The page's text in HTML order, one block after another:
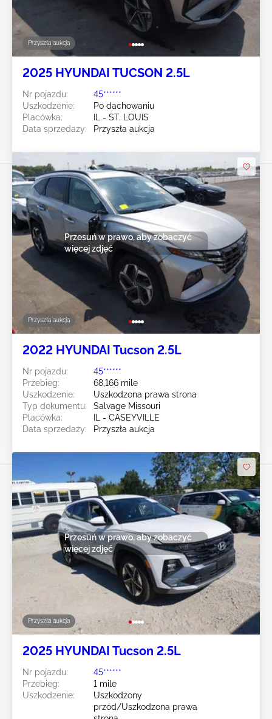
Przyszła aukcja
2025 HYUNDAI TUCSON 2.5L
Nr pojazdu:
45******
Uszkodzenie:
Po dachowaniu
Placówka:
IL - ST. LOUIS
Data sprzedaży:
Przyszła aukcja
Przyszła aukcja
Przesuń w prawo, aby zobaczyć
więcej zdjęć
2022 HYUNDAI Tucson 2.5L
Nr pojazdu:
45******
Przebieg:
68,166 mile
Uszkodzenie:
Uszkodzona prawa strona
Typ dokumentu:
Salvage Missouri
Placówka:
IL - CASEYVILLE
Data sprzedaży:
Przyszła aukcja
Przyszła aukcja
Przesuń w prawo, aby zobaczyć
więcej zdjęć
2025 HYUNDAI Tucson 2.5L
Nr pojazdu:
45******
Przebieg:
1 mile
Uszkodzenie:
Uszkodzony
przód/Uszkodzona prawa